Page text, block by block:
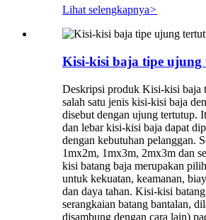
Lihat selengkapnya>
Kisi-kisi baja tipe ujung
Deskripsi produk Kisi-kisi baja
salah satu jenis kisi-kisi baja
disebut dengan ujung tertutup.
dan lebar kisi-kisi baja dapat
dengan kebutuhan pelanggan.
1mx2m, 1mx3m, 2mx3m dan
kisi batang baja merupakan
untuk kekuatan, keamanan,
dan daya tahan. Kisi-kisi
serangkaian batang bantalan,
disambung dengan cara lain)